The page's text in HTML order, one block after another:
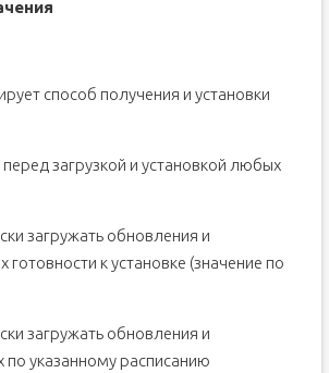
способ получения и установки
загрузкой и установкой любых
загружать обновления и
готовности к установке (значение по
загружать обновления и
по указанному расписанию